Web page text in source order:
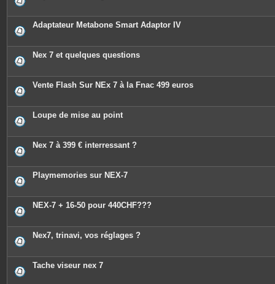
Adaptateur Metabone Smart Adaptor IV
Nex 7 et quelques questions
Vente Flash Sur NEx 7 à la Fnac 499 euros
Loupe de mise au point
Nex 7 à 399 € interressant ?
Playmemories sur NEX-7
NEX-7 + 16-50 pour 440CHF???
Nex7, trinavi, vos réglages ?
Tache viseur nex 7